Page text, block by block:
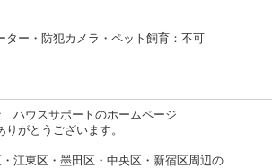
ター・防犯カメラ・ペット飼育：不可
ハウスサポートのホームページ
がとうございます。
江東区・墨田区・中央区・新宿区周辺の